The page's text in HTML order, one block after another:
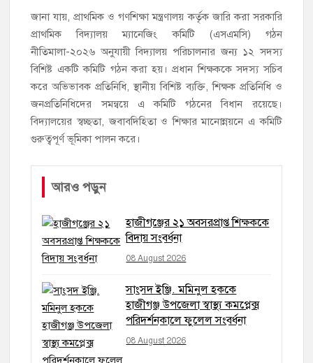
জানা যায়, প্রাথমিক ও গণশিক্ষা মন্ত্রণালয় কর্তৃক জারি করা সরকারি
প্রাথমিক বিদ্যালয় ম্যানেজিং কমিটি (এসএমসি) গঠন
নীতিমালা-২০২৬ অনুযায়ী বিদ্যালয় পরিচালনার জন্য ১২ সদস্য
বিশিষ্ট একটি কমিটি গঠন করা হয়। প্রধান শিক্ষককে সদস্য সচিব
করে অভিভাবক প্রতিনিধি, স্থানীয় বিশিষ্ট ব্যক্তি, শিক্ষক প্রতিনিধি ও
জনপ্রতিনিধিদের সমন্বয়ে এ কমিটি গঠনের বিধান রয়েছে।
বিদ্যালয়ের স্বচ্ছতা, জবাবদিহিতা ও শিক্ষার মানোন্নয়নে এ কমিটি
গুরুত্বপূর্ণ ভূমিকা পালন করে।
আরও পড়ুন
হাজীগঞ্জের ২১ অবসরপ্রাপ্ত শিক্ষককে
বিদায় সংবর্ধনা
08 August 2026
সাংসদ ইঞ্জি. মমিনুল হককে
হাজীগঞ্জ উপজেলা স্বাস্থ্য কমপ্লেক্স
পরিদর্শনকালে ফুলেল সংবর্ধনা
08 August 2026